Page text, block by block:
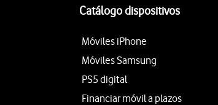
Catálogo dispositivos
Móviles iPhone
Móviles Samsung
PS5 digital
Financiar móvil a plazos